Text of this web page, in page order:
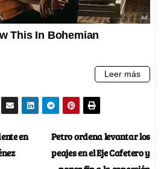
Petro ordena levantar los
peajes en el Eje Cafetero y
en